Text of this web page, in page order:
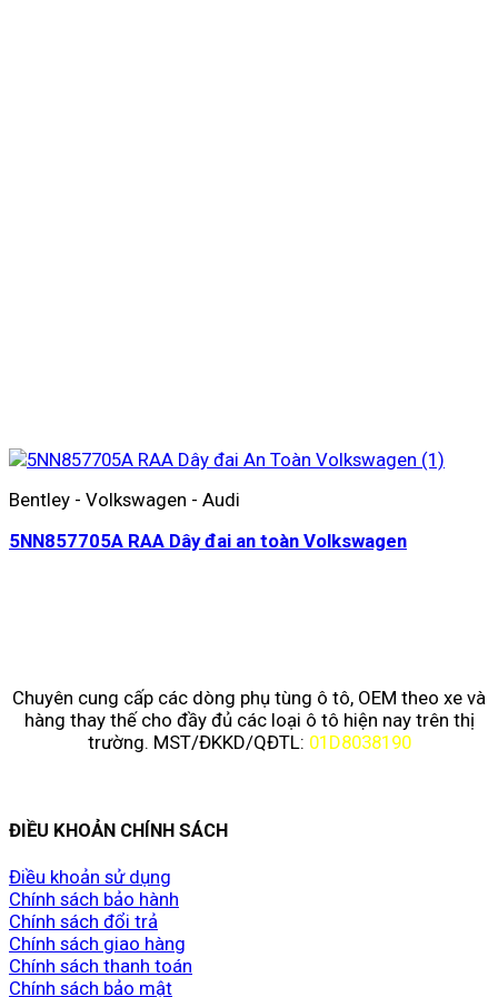
Bentley - Volkswagen - Audi
5NN857705A RAA Dây đai an toàn Volkswagen
Chuyên cung cấp các dòng phụ tùng ô tô, OEM theo xe và
hàng thay thế cho đầy đủ các loại ô tô hiện nay trên thị
trường. MST/ĐKKD/QĐTL: 01D8038190
ĐIỀU KHOẢN CHÍNH SÁCH
Điều khoản sử dụng
Chính sách bảo hành
Chính sách đổi trả
Chính sách giao hàng
Chính sách thanh toán
Chính sách bảo mật